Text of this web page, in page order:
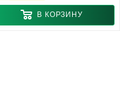
В КОРЗИНУ